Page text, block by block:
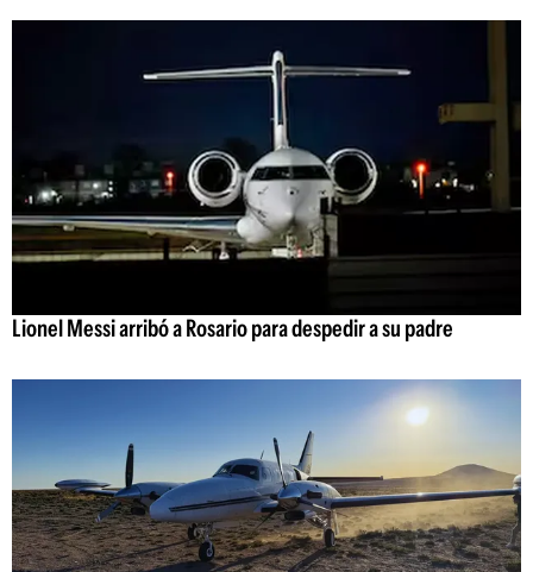
Lionel Messi arribó a Rosario para despedir a su padre